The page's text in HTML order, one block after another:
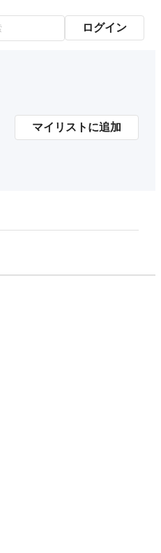
ログイン
マイリストに追加
ます。